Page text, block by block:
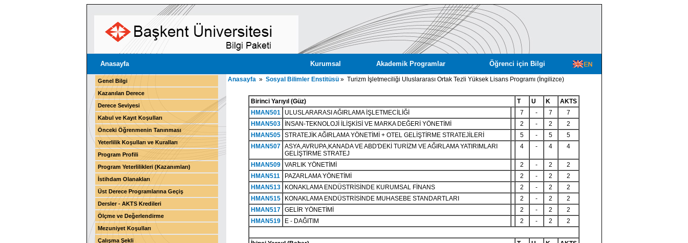
Anasayfa Kurumsal Akademik Programlar Öğrenci için Bilgi
Genel Bilgi
Kazanılan Derece
Derece Seviyesi
Kabul ve Kayıt Koşulları
Önceki Öğrenmenin Tanınması
Yeterlilik Koşulları ve Kuralları
Program Profili
Program Yeterlilikleri (Kazanımları)
İstihdam Olanakları
Üst Derece Programlarına Geçiş
Dersler - AKTS Kredileri
Ölçme ve Değerlendirme
Mezuniyet Koşulları
Çalışma Şekli
Anasayfa» Sosyal Bilimler Enstitüsü» Turizm İşletmeciliği Uluslararası Ortak Tezli Yüksek Lisans Programı (İngilizce)
Birinci Yarıyıl (Güz) T U K
AKTS
HMAN501
ULUSLARARASI AĞIRLAMA İŞLETMECİLİĞİ 7 - 7
7
HMAN503
İNSAN-TEKNOLOJİ İLİŞKİSİ VE MARKA DEĞERİ YÖNETİMİ 2 - 2
2
HMAN505
STRATEJİK AĞIRLAMA YÖNETİMİ + OTEL GELİŞTİRME STRATEJİLERİ 5 - 5
5
HMAN507
ASYA,AVRUPA,KANADA VE ABD'DEKİ TURİZM VE AĞIRLAMA YATIRIMLARI
GELİŞTİRME STRATEJ
4 - 4 4
HMAN509 VARLIK YÖNETİMİ 2 - 2
2
HMAN511
PAZARLAMA YÖNETİMİ 2 - 2
2
HMAN513
KONAKLAMA ENDÜSTRİSİNDE KURUMSAL FİNANS 2 - 2
2
HMAN515
KONAKLAMA ENDÜSTRİSİNDE MUHASEBE STANDARTLARI 2 - 2
2
HMAN517
GELİR YÖNETİMİ 2 - 2
2
HMAN519
E - DAĞITIM 2 - 2 2